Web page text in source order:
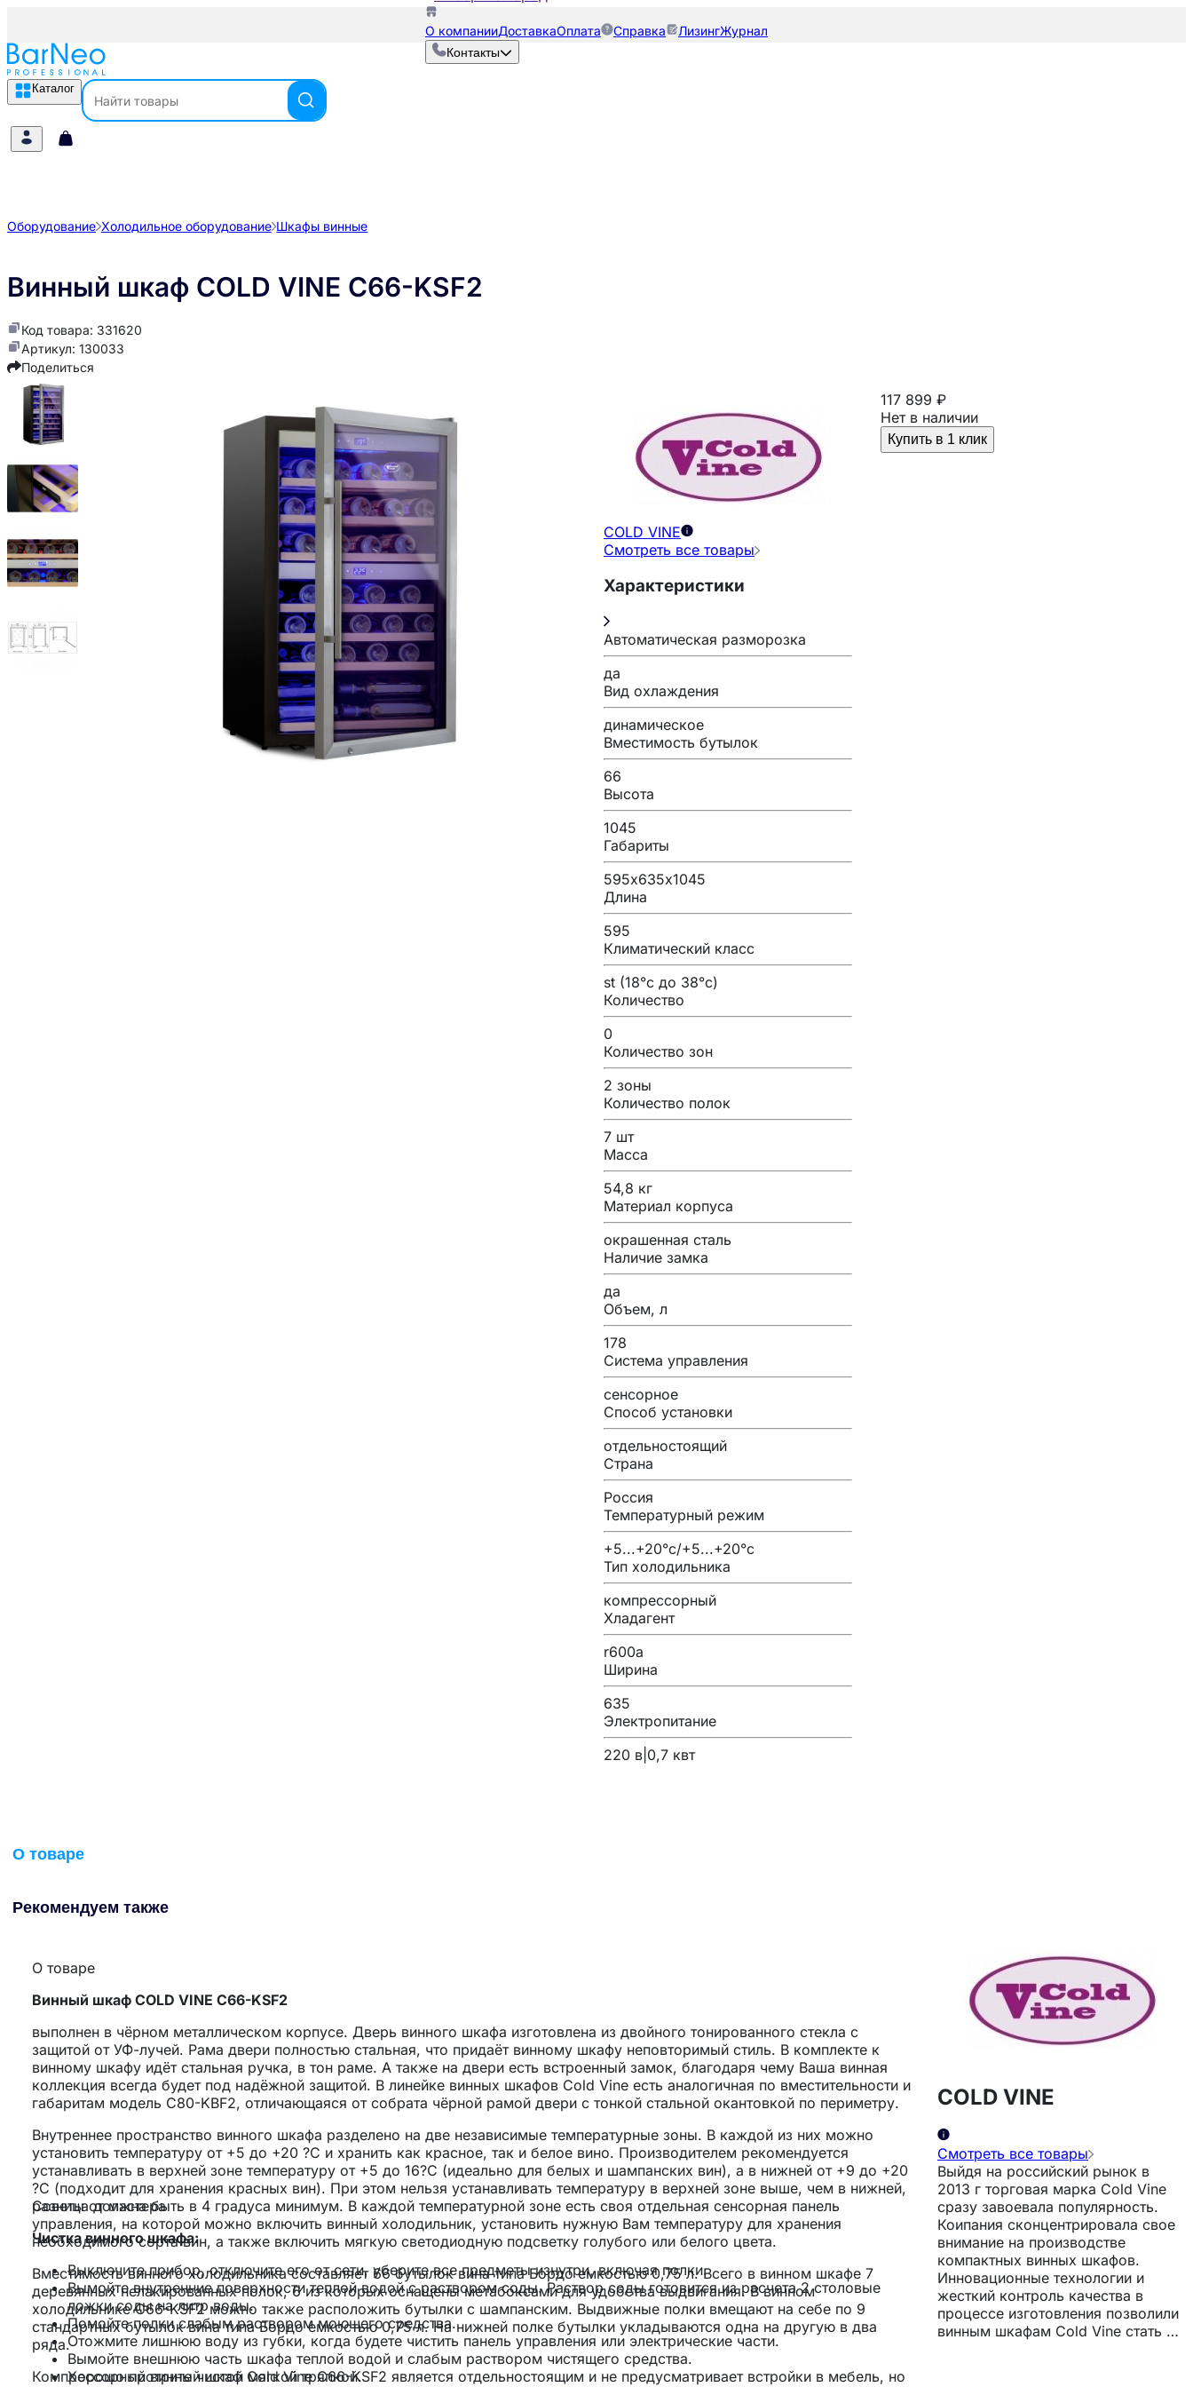
О компанииДоставкаОплата Справка ЛизингЖурнал
Контакты
Каталог
Оборудование Холодильное оборудование Шкафы винные
Винный шкаф COLD VINE C66-KSF2
Код товара: 331620
Артикул: 130033
Поделиться
COLD VINE
Смотреть все товары
Характеристики
Автоматическая разморозка
да
Вид охлаждения
динамическое
Вместимость бутылок
66
Высота
1045
Габариты
595х635х1045
Длина
595
Климатический класс
st (18°с до 38°с)
Количество
0
Количество зон
2 зоны
Количество полок
7 шт
Масса
54,8 кг
Материал корпуса
окрашенная сталь
Наличие замка
да
Объем, л
178
Система управления
сенсорное
Способ установки
отдельностоящий
Страна
Россия
Температурный режим
+5...+20°с/+5...+20°с
Тип холодильника
компрессорный
Хладагент
r600a
Ширина
635
Электропитание
220 в|0,7 квт
117 899 ₽
Нет в наличии
Купить в 1 клик
О товаре
Рекомендуем также
О товаре
Винный шкаф COLD VINE C66-KSF2
выполнен в чёрном металлическом корпусе. Дверь винного шкафа изготовлена из двойного тонированного стекла с
защитой от УФ-лучей. Рама двери полностью стальная, что придаёт винному шкафу неповторимый стиль. В комплекте к
винному шкафу идёт стальная ручка, в тон раме. А также на двери есть встроенный замок, благодаря чему Ваша винная
коллекция всегда будет под надёжной защитой. В линейке винных шкафов Cold Vine есть аналогичная по вместительности и
габаритам модель C80-KBF2, отличающаяся от собрата чёрной рамой двери с тонкой стальной окантовкой по периметру.
Внутреннее пространство винного шкафа разделено на две независимые температурные зоны. В каждой из них можно
установить температуру от +5 до +20 ?С и хранить как красное, так и белое вино. Производителем рекомендуется
устанавливать в верхней зоне температуру от +5 до 16?С (идеально для белых и шампанских вин), а в нижней от +9 до +20
?С (подходит для хранения красных вин). При этом нельзя устанавливать температуру в верхней зоне выше, чем в нижней,
разница должна быть в 4 градуса минимум. В каждой температурной зоне есть своя отдельная сенсорная панель
управления, на которой можно включить винный холодильник, установить нужную Вам температуру для хранения
необходимого сорта вин, а также включить мягкую светодиодную подсветку голубого или белого цвета.
Вместимость винного холодильника составляет 66 бутылок вина типа Бордо емкостью 0,75 л. Всего в винном шкафе 7
деревянных нелакированных полок, 6 из которых оснащены метабоксами для удобства выдвигания. В винном
холодильнике C66-KSF2 можно также расположить бутылки с шампанским. Выдвижные полки вмещают на себе по 9
стандартных бутылок вина типа Бордо емкостью 0,75 л. На нижней полке бутылки укладываются одна на другую в два
ряда.
Компрессорный винный шкаф Cold Vine C66-KSF2 является отдельностоящим и не предусматривает встройки в мебель, но
Советы от мастера
Чистка винного шкафа:
Выключите прибор, отключите его от сети, уберите все предметы изнутри, включая полки.
Вымойте внутренние поверхности теплой водой с раствором соды. Раствор соды готовится из расчета 2 столовые
ложки соды на литр воды.
Помойте полки слабым раствором моющего средства.
Отожмите лишнюю воду из губки, когда будете чистить панель управления или электрические части.
Вымойте внешнюю часть шкафа теплой водой и слабым раствором чистящего средства.
Хорошо протрите чистой мягкой тряпкой.
COLD VINE
Смотреть все товары
Выйдя на российский рынок в
2013 г торговая марка Cold Vine
сразу завоевала популярность.
Коипания сконцентрировала свое
внимание на производстве
компактных винных шкафов.
Инновационные технологии и
жесткий контроль качества в
процессе изготовления позволили
винным шкафам Cold Vine стать в